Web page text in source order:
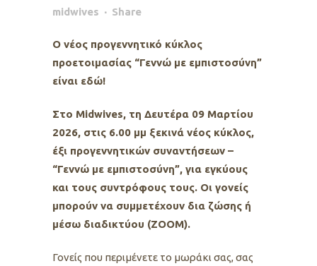
midwives
Share
O νέος προγεννητικό κύκλος
προετοιμασίας “Γεννώ με εμπιστοσύνη”
είναι εδώ!
Στο Midwives, τη Δευτέρα 09 Μαρτίου
2026, στις 6.00 μμ ξεκινά νέος κύκλος,
έξι προγεννητικών συναντήσεων –
“Γεννώ με εμπιστοσύνη”, για εγκύους
και τους συντρόφους τους. Οι γονείς
μπορούν να συμμετέχουν δια ζώσης ή
μέσω διαδικτύου (ΖΟΟΜ).
Γονείς που περιμένετε το μωράκι σας, σας